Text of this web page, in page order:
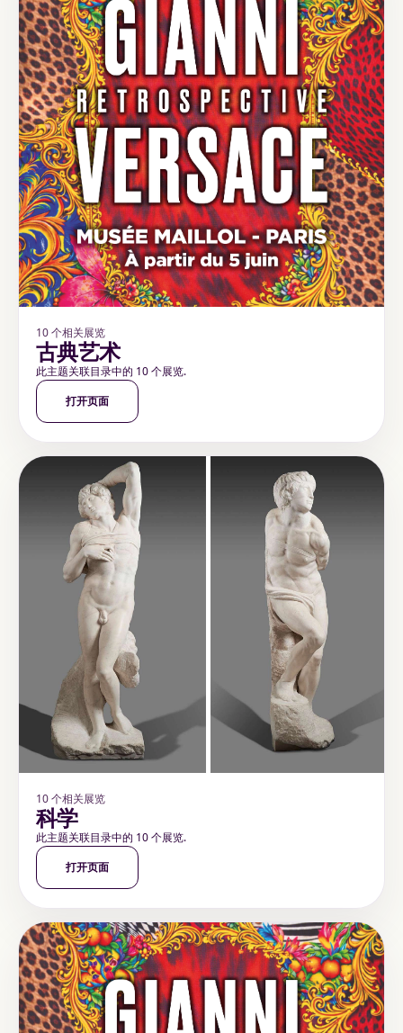
10 个相关展览
古典艺术
此主题关联目录中的 10 个展览.
打开页面
10 个相关展览
科学
此主题关联目录中的 10 个展览.
打开页面